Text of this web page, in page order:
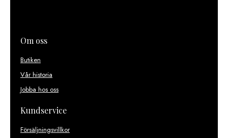
Om oss
Butiken
Vår historia
Jobba hos oss
Kundservice
Försäljningsvillkor